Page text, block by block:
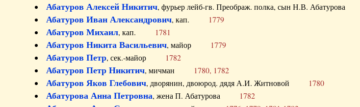
Абатуров Алексей Никитич, фурьер лейб-гв. Преображ. полка, сын Н.В. Абатурова
Абатуров Иван Александрович, кап. 1779
Абатуров Михаил, кап. 1781
Абатуров Никита Васильевич, майор 1779
Абатуров Петр, сек.-майор 1782
Абатуров Петр Никитич, мичман 1780, 1782
Абатуров Яков Глебович, дворянин, двоюрод. дядя А.И. Житновой 1780
Абатурова Анна Петровна, жена П. Абатурова 1782